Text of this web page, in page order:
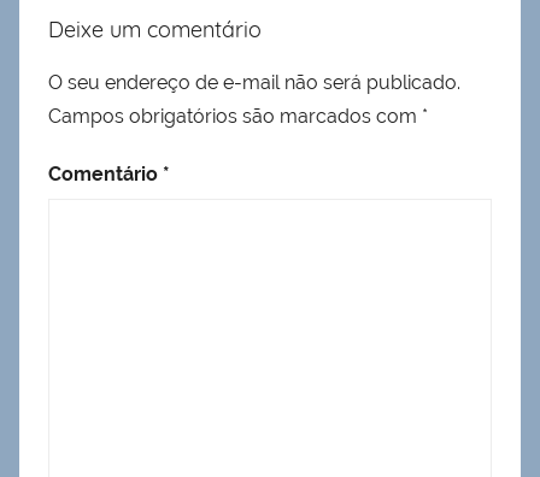
Deixe um comentário
O seu endereço de e-mail não será publicado.
Campos obrigatórios são marcados com *
Comentário *